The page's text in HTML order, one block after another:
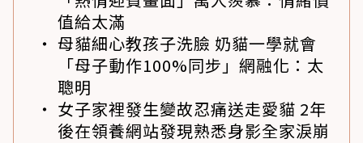
值給太滿
母貓細心教孩子洗臉 奶貓一學就會
「母子動作100%同步」網融化：太
聰明
女子家裡發生變故忍痛送走愛貓 2年
後在領養網站發現熟悉身影全家淚崩